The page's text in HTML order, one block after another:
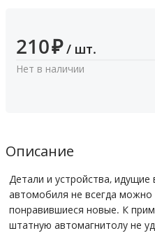
210₽ / шт.
Нет в наличии
Описание
Детали и устройства,
автомобиля не всегда
понравившиеся новые. К
штатную автомагнитолу не